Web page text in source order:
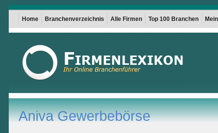
Home Branchenverzeichnis Alle Firmen Top 100 Branchen
Aniva Gewerbebörse